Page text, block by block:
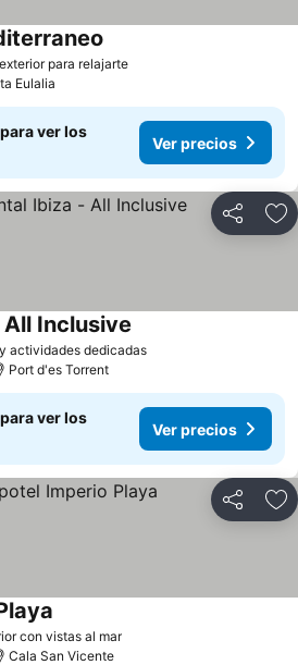
para relajarte
Eulalia
ver los
Ver precios
Compartir
actividades dedicadas
Inclusive
Port d'es Torrent
ver los
Ver precios
Compartir
con vistas al mar
Cala San Vicente